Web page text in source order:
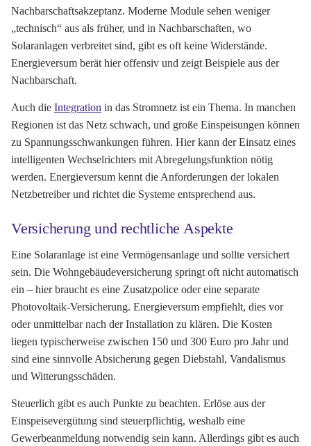
Nachbarschaftsakzeptanz. Moderne Module sehen weniger
„technisch“ aus als früher, und in Nachbarschaften, wo
Solaranlagen verbreitet sind, gibt es oft keine Widerstände.
Energieversum berät hier offensiv und zeigt Beispiele aus der
Nachbarschaft.
Auch die Integration in das Stromnetz ist ein Thema. In manchen
Regionen ist das Netz schwach, und große Einspeisungen können
zu Spannungsschwankungen führen. Hier kann der Einsatz eines
intelligenten Wechselrichters mit Abregelungsfunktion nötig
werden. Energieversum kennt die Anforderungen der lokalen
Netzbetreiber und richtet die Systeme entsprechend aus.
Versicherung und rechtliche Aspekte
Eine Solaranlage ist eine Vermögensanlage und sollte versichert
sein. Die Wohngebäudeversicherung springt oft nicht automatisch
ein – hier braucht es eine Zusatzpolice oder eine separate
Photovoltaik-Versicherung. Energieversum empfiehlt, dies vor
oder unmittelbar nach der Installation zu klären. Die Kosten
liegen typischerweise zwischen 150 und 300 Euro pro Jahr und
sind eine sinnvolle Absicherung gegen Diebstahl, Vandalismus
und Witterungsschäden.
Steuerlich gibt es auch Punkte zu beachten. Erlöse aus der
Einspeisevergütung sind steuerpflichtig, weshalb eine
Gewerbeanmeldung notwendig sein kann. Allerdings gibt es auch